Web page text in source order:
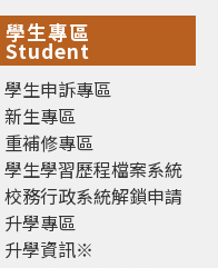
學生專區
Student
學生申訴專區
新生專區
重補修專區
學生學習歷程檔案系統
校務行政系統解鎖申請
升學專區
升學資訊※